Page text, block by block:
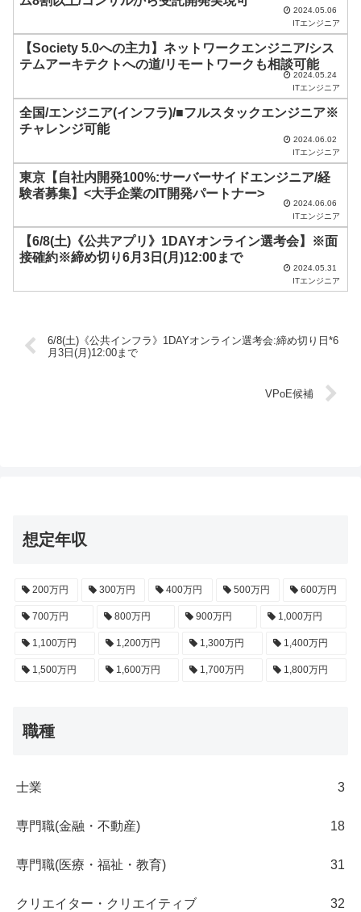
ま
ま
て
く
さ
い
2024.05.06
ITエンジニア
【Society 5.0への主力】ネットワークエンジニア/シス
テムアーキテクトへの道/リモートワークも相談可能
2024.05.24
ITエンジニア
全国/エンジニア(インフラ)/■フルスタックエンジニア※
チャレンジ可能
2024.06.02
ITエンジニア
東京【自社内開発100%:サーバーサイドエンジニア/経
験者募集】<大手企業のIT開発パートナー>
2024.06.06
ITエンジニア
【6/8(土)《公共アプリ》1DAYオンライン選考会】※面
接確約※締め切り6月3日(月)12:00まで
2024.05.31
ITエンジニア
6/8(土)《公共インフラ》1DAYオンライン選考会:締め切り日*6
月3日(月)12:00まで
VPoE候補
想定年収
200万円 300万円 400万円 500万円 600万円
700万円 800万円 900万円 1,000万円
1,100万円 1,200万円 1,300万円 1,400万円
1,500万円 1,600万円 1,700万円 1,800万円
職種
士業 3
専門職(金融・不動産) 18
専門職(医療・福祉・教育) 31
クリエイター・クリエイティブ 32